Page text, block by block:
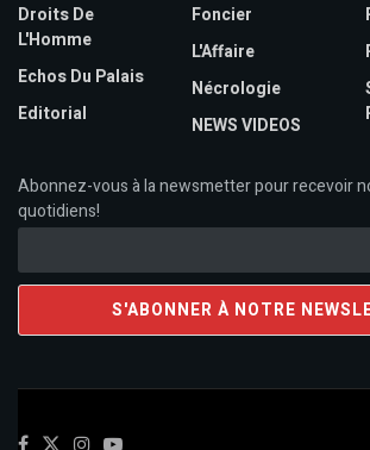
Droits De
L'Homme
Echos Du Palais
Editorial
Foncier
L'Affaire
Nécrologie
NEWS VIDEOS
Abonnez-vous à la newsmetter pour recevoir
quotidiens!